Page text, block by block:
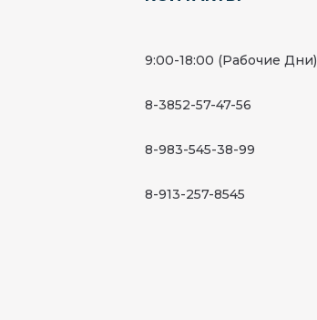
9:00-18:00 (Рабочие Дни)
8-3852-57-47-56
8-983-545-38-99
8-913-257-8545